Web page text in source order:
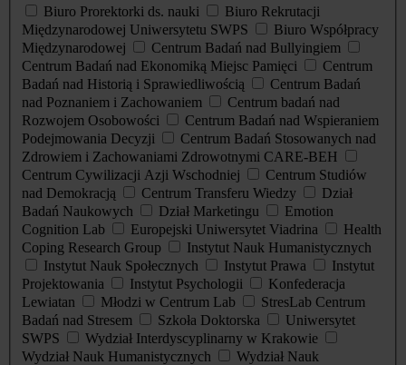
Biuro Prorektorki ds. nauki
Biuro Rekrutacji
Międzynarodowej Uniwersytetu SWPS
Biuro Współpracy
Międzynarodowej
Centrum Badań nad Bullyingiem
Centrum Badań nad Ekonomiką Miejsc Pamięci
Centrum
Badań nad Historią i Sprawiedliwością
Centrum Badań
nad Poznaniem i Zachowaniem
Centrum badań nad
Rozwojem Osobowości
Centrum Badań nad Wspieraniem
Podejmowania Decyzji
Centrum Badań Stosowanych nad
Zdrowiem i Zachowaniami Zdrowotnymi CARE-BEH
Centrum Cywilizacji Azji Wschodniej
Centrum Studiów
nad Demokracją
Centrum Transferu Wiedzy
Dział
Badań Naukowych
Dział Marketingu
Emotion
Cognition Lab
Europejski Uniwersytet Viadrina
Health
Coping Research Group
Instytut Nauk Humanistycznych
Instytut Nauk Społecznych
Instytut Prawa
Instytut
Projektowania
Instytut Psychologii
Konfederacja
Lewiatan
Młodzi w Centrum Lab
StresLab Centrum
Badań nad Stresem
Szkoła Doktorska
Uniwersytet
SWPS
Wydział Interdyscyplinarny w Krakowie
Wydział Nauk Humanistycznych
Wydział Nauk